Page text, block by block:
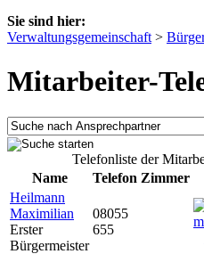
Sie sind hier:
Verwaltungsgemeinschaft >
Mitarbeiter-
Telefonliste der
Name
Telefon Zimmer
Heilmann
Maximilian
Erster
Bürgermeister
08055
655